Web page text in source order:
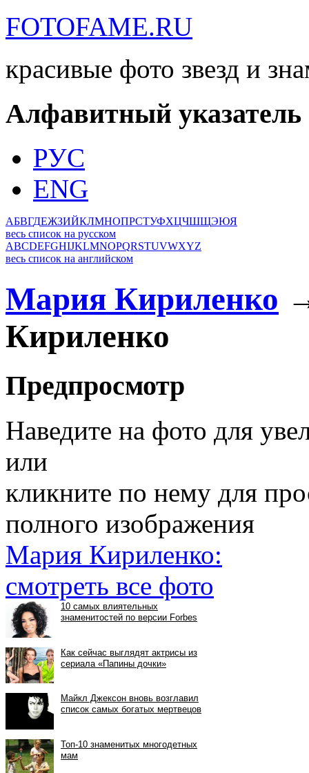
FOTOFAME.RU
красивые фото звезд и
Алфавитный указатель
РУС
ENG
АБВГДЕЖЗИЙКЛМНОПРСТУФХЦЧШЩЭЮЯ
весь список на русском
ABCDEFGHIJKLMNOPQRSTUVWXYZ
весь список на английском
Мария Кириленко
Кириленко
Предпросмотр
Наведите на фото для
или
кликните по нему для
полного изображения
Мария Кириленко:
смотреть все фото